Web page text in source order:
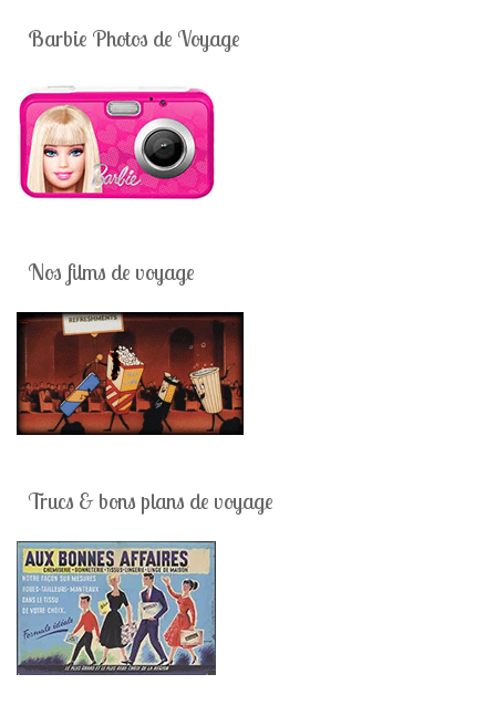
Barbie Photos de Voyage
Nos films de voyage
Trucs & bons plans de voyage